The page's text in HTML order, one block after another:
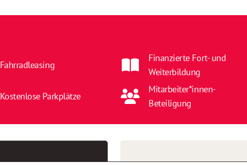
Fahrradleasing
Finanzierte Fort- und
Weiterbildung
Kostenlose Parkplätze
Mitarbeiter*innen-
Beteiligung